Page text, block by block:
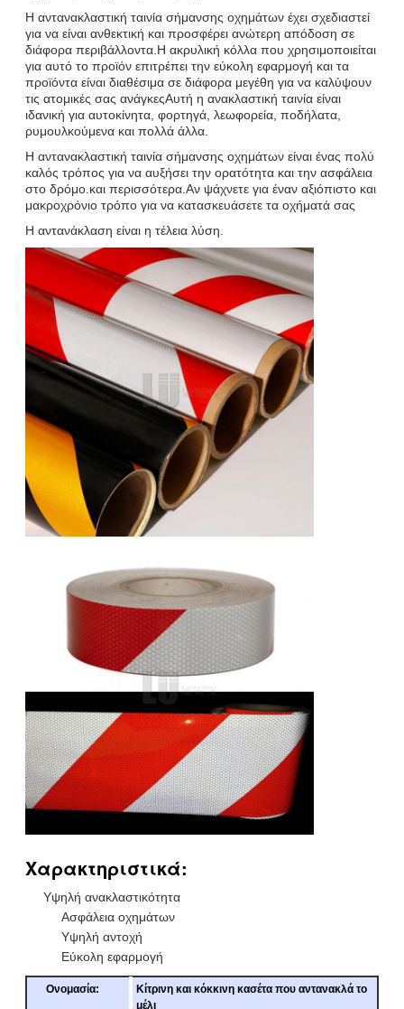
Η αντανακλαστική ταινία σήμανσης οχημάτων έχει σχεδιαστεί
για να είναι ανθεκτική και προσφέρει ανώτερη απόδοση σε
διάφορα περιβάλλοντα.Η ακρυλική κόλλα που χρησιμοποιείται
για αυτό το προϊόν επιτρέπει την εύκολη εφαρμογή και τα
προϊόντα είναι διαθέσιμα σε διάφορα μεγέθη για να καλύψουν
τις ατομικές σας ανάγκεςΑυτή η ανακλαστική ταινία είναι
ιδανική για αυτοκίνητα, φορτηγά, λεωφορεία, ποδήλατα,
ρυμουλκούμενα και πολλά άλλα.
Η αντανακλαστική ταινία σήμανσης οχημάτων είναι ένας πολύ
καλός τρόπος για να αυξήσει την ορατότητα και την ασφάλεια
στο δρόμο.και περισσότερα.Αν ψάχνετε για έναν αξιόπιστο και
μακροχρόνιο τρόπο για να κατασκευάσετε τα οχήματά σας
Η αντανάκλαση είναι η τέλεια λύση.
Χαρακτηριστικά:
Υψηλή ανακλαστικότητα
Ασφάλεια οχημάτων
Υψηλή αντοχή
Εύκολη εφαρμογή
Ονομασία:
Κίτρινη και κόκκινη κασέτα που αντανακλά το
μέλι